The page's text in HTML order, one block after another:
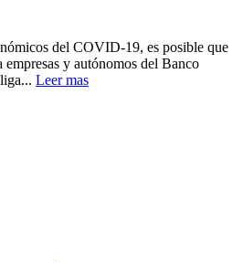
del COVID-19, es posible que
empresas y autónomos del Banco
Leer mas